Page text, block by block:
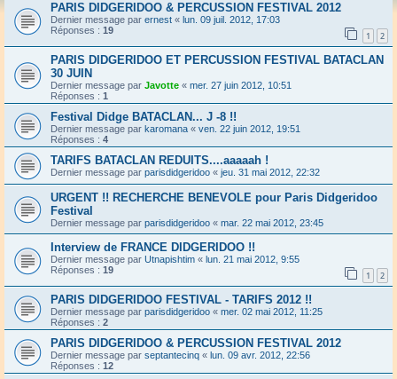
PARIS DIDGERIDOO & PERCUSSION FESTIVAL 2012
Dernier message par ernest « lun. 09 juil. 2012, 17:03
Réponses : 19 1 2
PARIS DIDGERIDOO ET PERCUSSION FESTIVAL BATACLAN
30 JUIN
Dernier message par Javotte « mer. 27 juin 2012, 10:51
Réponses : 1
Festival Didge BATACLAN... J -8 !!
Dernier message par karomana « ven. 22 juin 2012, 19:51
Réponses : 4
TARIFS BATACLAN REDUITS....aaaaah !
Dernier message par parisdidgeridoo « jeu. 31 mai 2012, 22:32
URGENT !! RECHERCHE BENEVOLE pour Paris Didgeridoo
Festival
Dernier message par parisdidgeridoo « mar. 22 mai 2012, 23:45
Interview de FRANCE DIDGERIDOO !!
Dernier message par Utnapishtim « lun. 21 mai 2012, 9:55
Réponses : 19 1 2
PARIS DIDGERIDOO FESTIVAL - TARIFS 2012 !!
Dernier message par parisdidgeridoo « mer. 02 mai 2012, 11:25
Réponses : 2
PARIS DIDGERIDOO & PERCUSSION FESTIVAL 2012
Dernier message par septantecinq « lun. 09 avr. 2012, 22:56
Réponses : 12